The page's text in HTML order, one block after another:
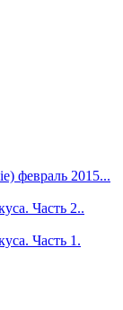
февраль 2015...
Часть 2..
Часть 1.